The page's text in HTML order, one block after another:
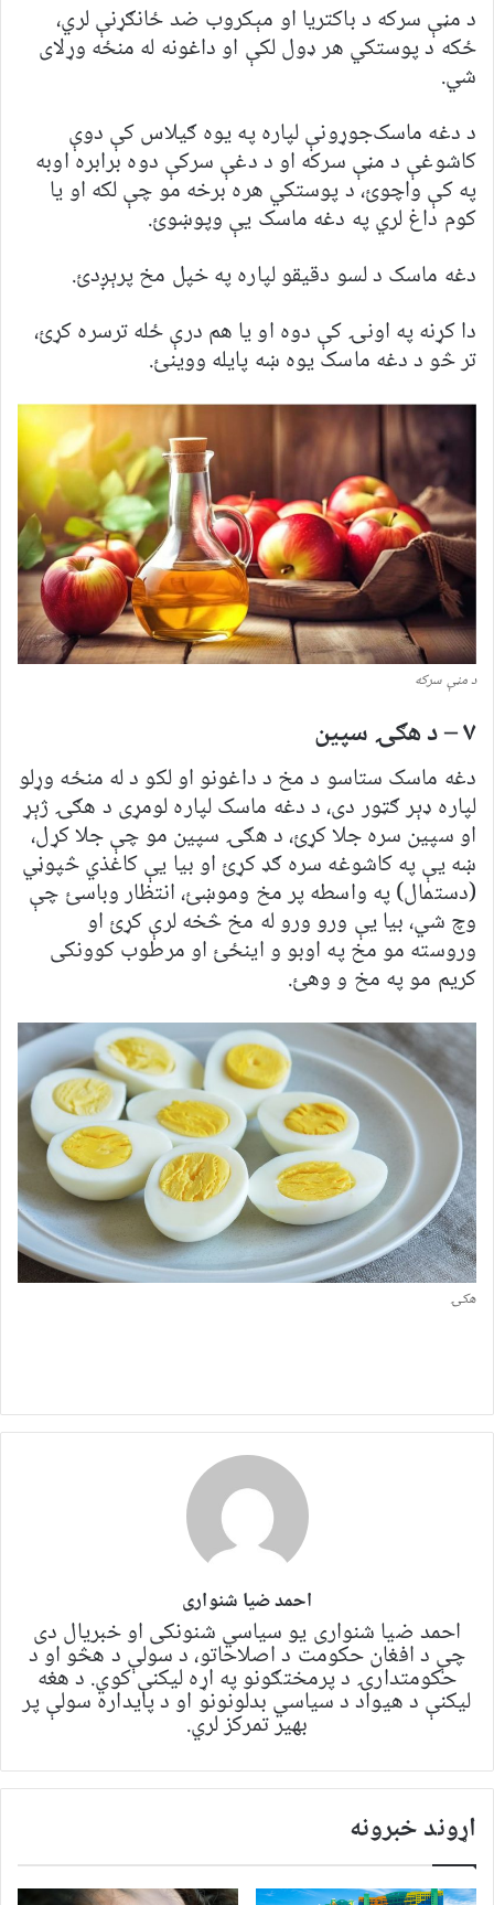
د مڼې سرکه د باکتریا او مېکروب ضد ځانګړنې لري،
ځکه د پوستکي هر ډول لکې او داغونه له منځه وړلای
شي.
د دغه ماسک‌جوړونې لپاره په يوه ګیلاس کې دوې
کاشوغې د مڼې سرکه او د دغې سرکې دوه برابره اوبه
په کې واچوئ، د پوستکي هره برخه مو چې لکه او یا
کوم داغ لري په دغه ماسک یې وپوښوئ.
دغه ماسک د لسو دقیقو لپاره په خپل مخ پرېږدئ.
دا کړنه په اونۍ کې دوه او یا هم درې ځله ترسره کړئ،
تر څو د دغه ماسک يوه ښه پایله ووينئ.
د مڼې سرکه
۷ – د هګۍ سپین
دغه ماسک ستاسو د مخ د داغونو او لکو د له منځه وړلو
لپاره ډېر ګټور دی، د دغه ماسک لپاره لومړی د هګۍ ژېړ
او سپین سره جلا کړئ، د هګۍ سپین مو چې جلا کړل،
ښه یې په کاشوغه سره ګډ کړئ او بیا یې کاغذي څپوڼي
(دستمال) په واسطه پر مخ وموښئ، انتظار وباسئ چې
وچ شي، بیا یې ورو ورو له مخ څخه لرې کړئ او
وروسته مو مخ په اوبو و اینځئ او مرطوب کوونکی
کریم مو په مخ و وهئ.
هکۍ
احمد ضیا شنواری
احمد ضیا شنواری یو سياسي شنونکی او خبریال دی
چې د افغان حکومت د اصلاحاتو، د سولې د هڅو او د
حکومتدارۍ د پرمختګونو په اړه لیکنې کوي. د هغه
لیکنې د هیواد د سیاسي بدلونونو او د پایداره سولې پر
بهیر تمرکز لري.
اړوند خبرونه